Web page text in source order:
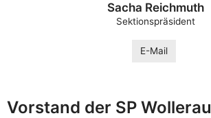
Sacha Reichmuth
Sektionspräsident
E-Mail
Vorstand der SP Wollerau